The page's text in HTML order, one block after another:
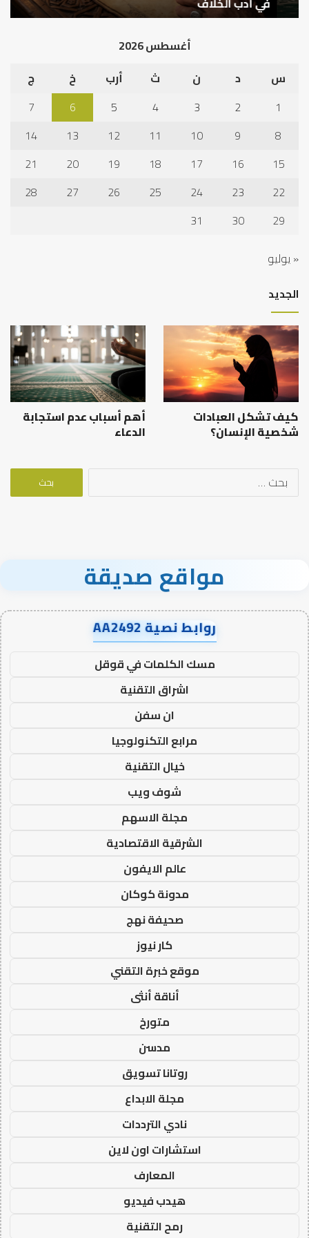
أدب
أغسطس 2026
س
د ن ث أرب خ
ج
1
2
3
4
5
6
7
8
9
10
11
12
13
14
15
16
17
18
19
20
21
22
23
24
25
26
27
28
29
30
31
« يوليو
الجديد
كيف تشكل العبادات
شخصية الإنسان؟
أهم أسباب عدم استجابة
الدعاء
البحث
مواقع صديقة
روابط نصية AA2492
مسك الكلمات في قوقل
اشراق التقنية
ان سفن
مرابع التكنولوجيا
خيال التقنية
شوف ويب
مجلة الاسهم
الشرقية الاقتصادية
عالم الايفون
مدونة كوكان
صحيفة نهج
كار نيوز
موقع خبرة التقني
أناقة أنثى
متورخ
مدسن
روتانا تسويق
مجلة الابداع
نادي الترددات
استشارات اون لاين
المعارف
هيدب فيديو
رمح التقنية